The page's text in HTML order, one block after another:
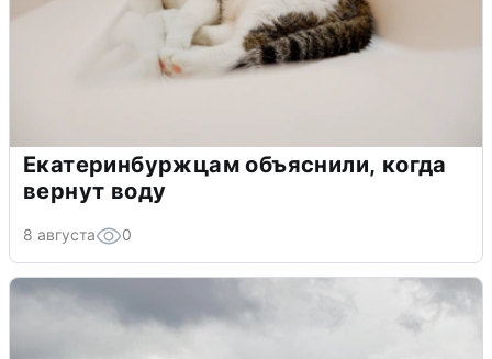
Екатеринбуржцам объяснили, когда
вернут воду
8 августа 0